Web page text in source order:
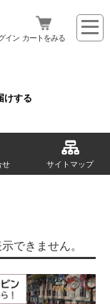
けする
イン カートをみる
せ サイトマップ
できません。